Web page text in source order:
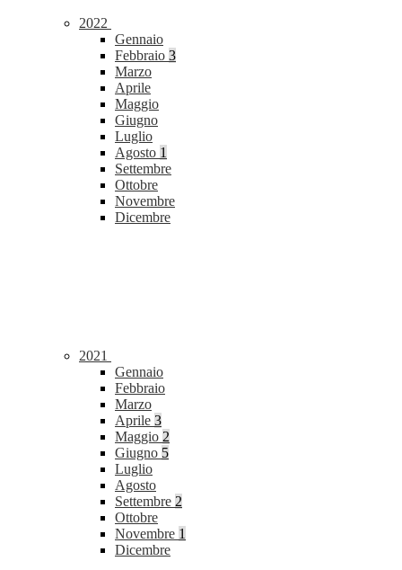
2022
Gennaio
Febbraio 3
Marzo
Aprile
Maggio
Giugno
Luglio
Agosto 1
Settembre
Ottobre
Novembre
Dicembre
2021
Gennaio
Febbraio
Marzo
Aprile 3
Maggio 2
Giugno 5
Luglio
Agosto
Settembre 2
Ottobre
Novembre 1
Dicembre